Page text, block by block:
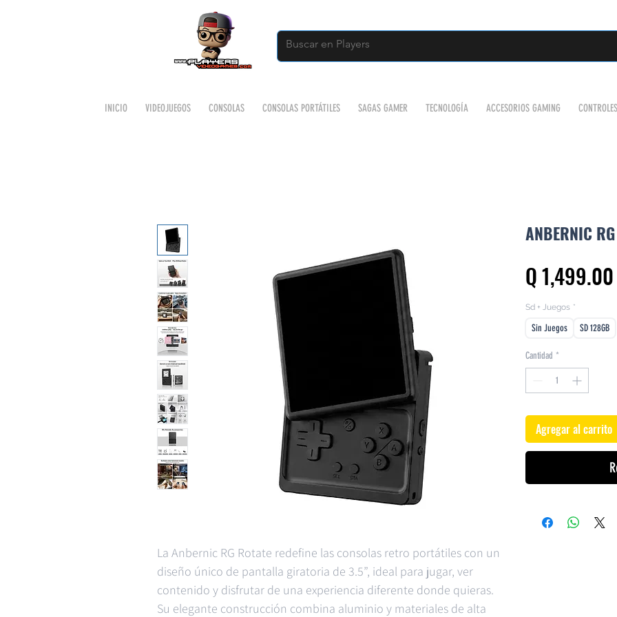
INICIO VIDEOJUEGOS CONSOLAS CONSOLAS PORTÁTILES SAGAS GAMER TECNOLOGÍA ACCESORIOS GAMING
La Anbernic RG Rotate redefine las consolas retro portátiles con un
diseño único de pantalla giratoria de 3.5”, ideal para jugar, ver
contenido y disfrutar de una experiencia diferente donde quieras.
Su elegante construcción combina aluminio y materiales de alta
ANBERNIC
Q 1,499.00
Sd + Juegos *
Sin Juegos SD 128GB
Cantidad *
Agregar al carrito